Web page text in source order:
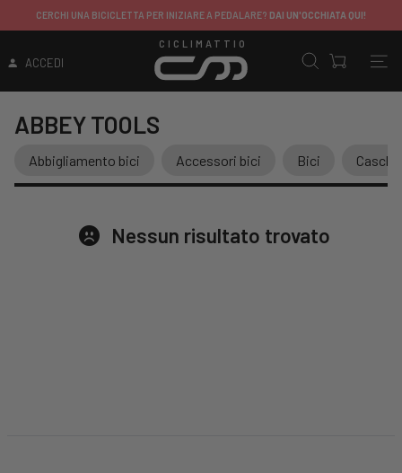
CERCHI UNA BICICLETTA PER INIZIARE A PEDALARE? DAI UN'OCCHIATA QUI!
ACCEDI
CICLIMATTIO
ABBEY TOOLS
Abbigliamento bici Accessori bici Bici Caschi
Nessun risultato trovato